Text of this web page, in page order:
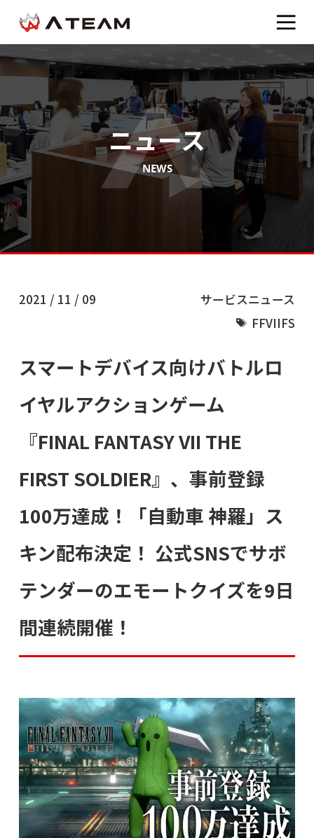
ニュース
NEWS
2021 / 11 / 09
サービスニュース
FFVIIFS
スマートデバイス向けバトルロ
イヤルアクションゲーム
『FINAL FANTASY VII THE
FIRST SOLDIER』、事前登録
100万達成！「自動車 神羅」ス
キン配布決定！ 公式SNSでサボ
テンダーのエモートクイズを9日
間連続開催！